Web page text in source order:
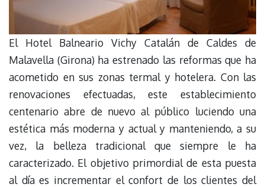
El Hotel Balneario Vichy Catalán de Caldes de
Malavella (Girona) ha estrenado las reformas que ha
acometido en sus zonas termal y hotelera. Con las
renovaciones efectuadas, este establecimiento
centenario abre de nuevo al público luciendo una
estética más moderna y actual y manteniendo, a su
vez, la belleza tradicional que siempre le ha
caracterizado. El objetivo primordial de esta puesta
al día es incrementar el confort de los clientes del